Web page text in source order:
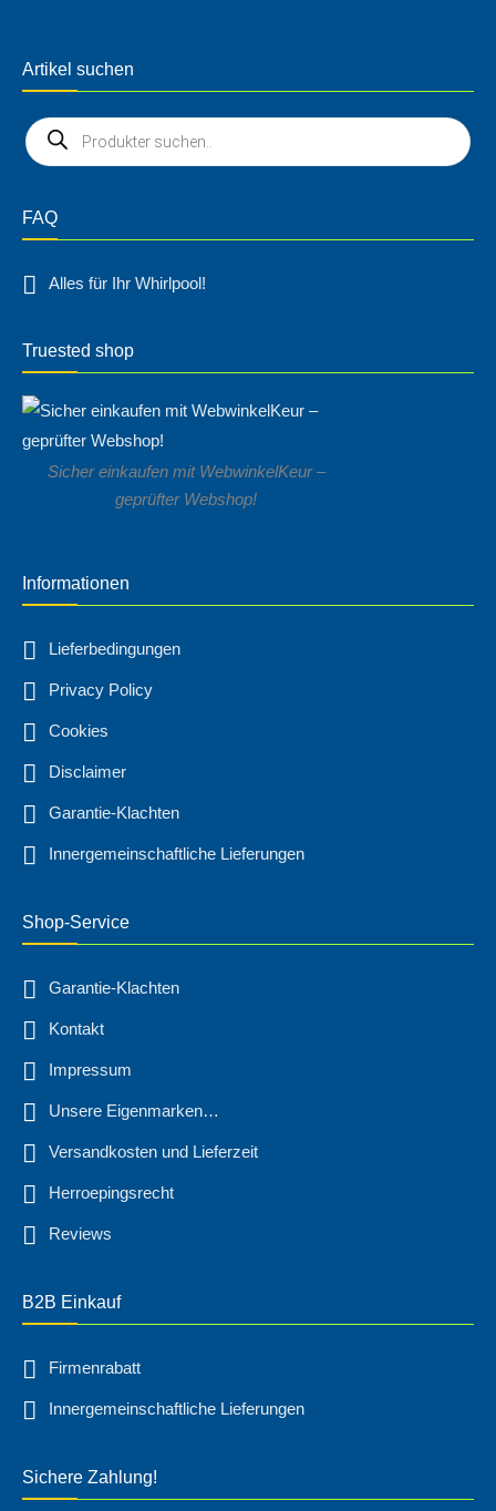
Artikel suchen
FAQ
Alles für Ihr Whirlpool!
Truested shop
Sicher einkaufen mit WebwinkelKeur –
geprüfter Webshop!
Informationen
Lieferbedingungen
Privacy Policy
Cookies
Disclaimer
Garantie-Klachten
Innergemeinschaftliche Lieferungen
Shop-Service
Garantie-Klachten
Kontakt
Impressum
Unsere Eigenmarken…
Versandkosten und Lieferzeit
Herroepingsrecht
Reviews
B2B Einkauf
Firmenrabatt
Innergemeinschaftliche Lieferungen
Sichere Zahlung!